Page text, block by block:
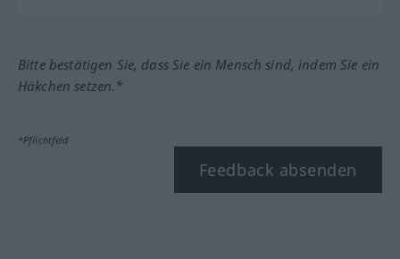
Bitte bestätigen Sie, dass Sie ein Mensch sind, indem Sie ein
Häkchen setzen.*
*Pflichtfeld
Feedback absenden